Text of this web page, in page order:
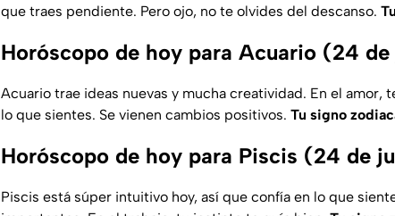
que traes pendiente. Pero ojo, no te olvides del descanso.
Horóscopo de hoy para Acuario (24
Acuario trae ideas nuevas y mucha creatividad. En el amor,
lo que sientes. Se vienen cambios positivos. Tu signo
Horóscopo de hoy para Piscis (24 de
Piscis está súper intuitivo hoy, así que confía en lo que